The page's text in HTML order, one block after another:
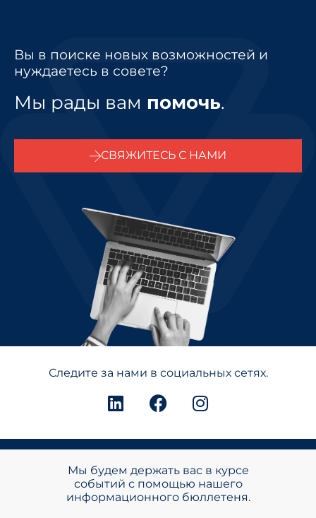
Вы в поиске новых возможностей и
нуждаетесь в совете?
Мы рады вам помочь.
СВЯЖИТЕСЬ С НАМИ
Следите за нами в социальных сетях.
Мы будем держать вас в курсе
событий с помощью нашего
информационного бюллетеня.